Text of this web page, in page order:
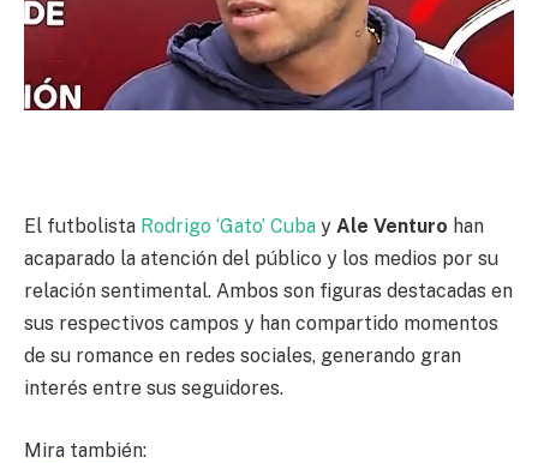
El futbolista Rodrigo ‘Gato’ Cuba y Ale Venturo han
acaparado la atención del público y los medios por su
relación sentimental. Ambos son figuras destacadas en
sus respectivos campos y han compartido momentos
de su romance en redes sociales, generando gran
interés entre sus seguidores.
Mira también: